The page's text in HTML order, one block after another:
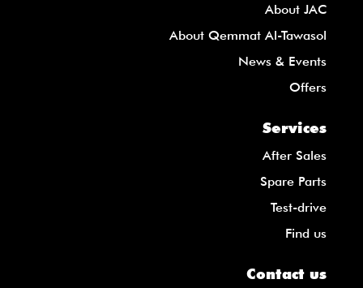
About JAC
About Qemmat Al-Tawasol
News & Events
Offers
Services
After Sales
Spare Parts
Test-drive
Find us
Contact us